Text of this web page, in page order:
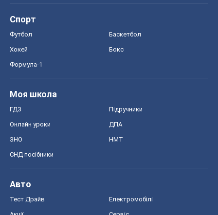
Спорт
Футбол Баскетбол
Хокей Бокс
Формула-1
Моя школа
ГДЗ Підручники
Онлайн уроки ДПА
ЗНО НМТ
СНД посібники
Авто
Тест Драйв Електромобілі